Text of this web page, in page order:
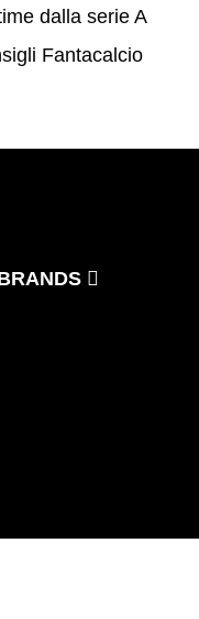
dalla serie A
Fantacalcio